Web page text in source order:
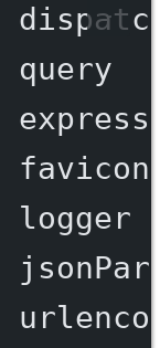
query
favicon
logger